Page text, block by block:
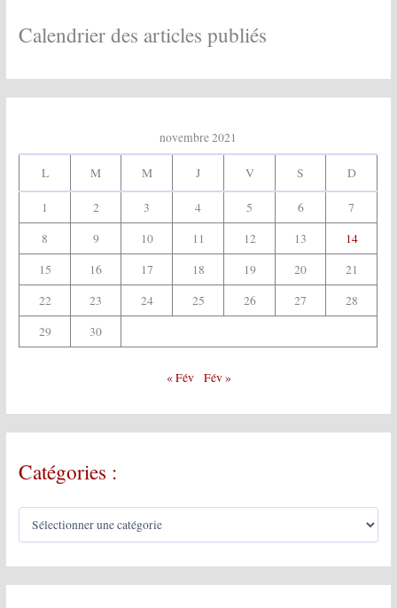
e
s
Calendrier des articles publiés
novembre 2021
L M M J V S D
1 2 3 4 5 6
7
8
9 10 11 12 13
14
15
16 17 18 19 20
21
22
23 24 25 26 27
28
29
30
« Fév Fév »
Catégories :
C
é
g